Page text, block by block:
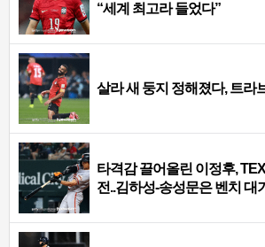
“세계 최고라 들었다”
살라 새 둥지 정해졌다, 트라
타격감 끌어올린 이정후,
전..김하성-송성문은 벤치 대기